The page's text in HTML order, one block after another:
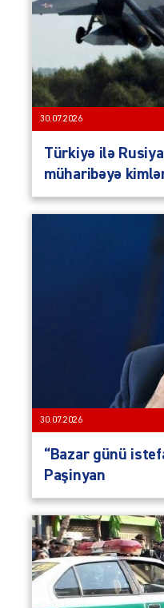
30.07.2026
Türkiyə ilə
müharibəyə
30.07.2026
“Bazar günü
Paşinyan